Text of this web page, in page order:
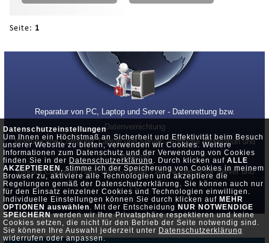
Datenschutzeinstellungen
Um Ihnen ein Höchstmaß an Sicherheit und Effektivität beim Besuch
unserer Website zu bieten, verwenden wir Cookies. Weitere
Informationen zum Datenschutz und der Verwendung von Cookies
finden Sie in der Datenschutzerklärung . Durch klicken auf ALLE
AKZEPTIEREN , stimme ich der Speicherung von Cookies in meinem
Browser zu, aktiviere alle Technologien und akzeptiere die
Regelungen gemäß der Datenschutzerklärung. Sie können auch nur
für den Einsatz einzelner Cookies und Technologien einwilligen.
Individuelle Einstellungen können Sie durch klicken auf MEHR
OPTIONEN auswählen. Mit der Entscheidung NUR NOTWENDIGE
SPEICHERNwerden wir Ihre Privatsphäre respektieren und keine
Cookies setzen, die nicht für den Betrieb der Seite notwendig sind.
Sie können Ihre Auswahl jederzeit unter Datenschutzerklärung
widerrufen oder anpassen.
Seite: 1
Reparatur von PC, Laptop und Server - Datenrettung bzw.
Datenvernichtung
Wartung von Computer, Laptop und Server - Software Installation und
Wartung
Verkauf Computer Hard- und Software - 24h Notdienst für Server und
PC